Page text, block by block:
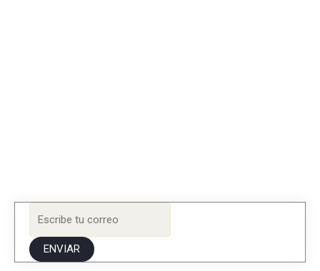
ENVIAR